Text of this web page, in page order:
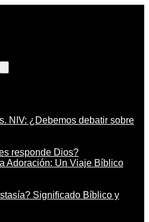
NIV: ¿Debemos debatir sobre
responde Dios?
Adoración: Un Viaje Bíblico
Significado Bíblico y